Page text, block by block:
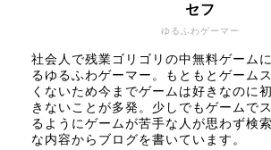
ゆるふわゲーマー
セフ
社会人で残業ゴリゴリの中無料ゲーム
るゆるふわゲーマー。もともとゲーム
くないため今までゲームは好きなのに
きないことが多発。少しでもゲームで
るようにゲームが苦手な人が思わず検
な内容からブログを書いています。